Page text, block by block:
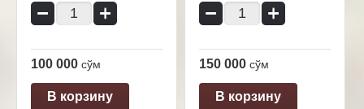
− +
100 000 сўм
В корзину
− +
150 000 сўм
В корзину